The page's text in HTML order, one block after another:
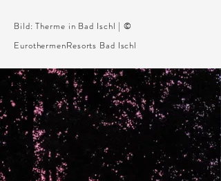
Bild: Therme in Bad Ischl | ©
EurothermenResorts Bad Ischl